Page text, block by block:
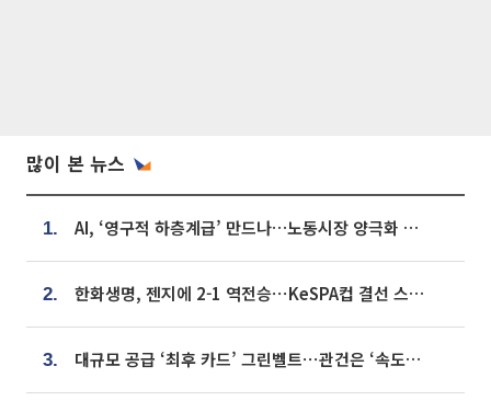
많이 본 뉴스
1. AI, ‘영구적 하층계급’ 만드나…노동시장 양극화 경고
2. 한화생명, 젠지에 2-1 역전승⋯KeSPA컵 결선 스테이지 2 직행
3. 대규모 공급 ‘최후 카드’ 그린벨트⋯관건은 ‘속도’ [주택공급 승부수의 조건]